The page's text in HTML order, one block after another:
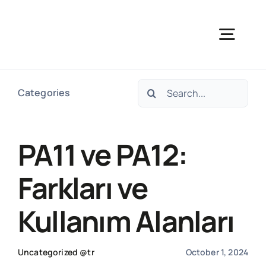
Categories
Search
PA11 ve PA12:
Farkları ve
Kullanım Alanları
Uncategorized @tr October 1, 2024